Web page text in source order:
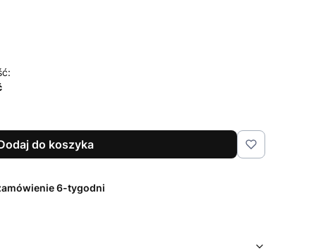
do koszyka
6-tygodni